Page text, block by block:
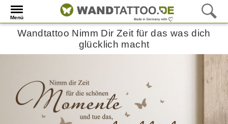
Menü
Wandtattoo Nimm Dir Zeit für das was dich
glücklich macht